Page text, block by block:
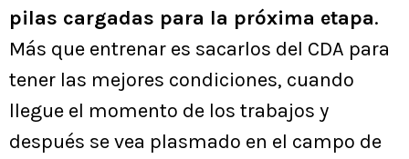
pilas cargadas para la próxima etapa.
Más que entrenar es sacarlos del CDA para
tener las mejores condiciones, cuando
llegue el momento de los trabajos y
después se vea plasmado en el campo de